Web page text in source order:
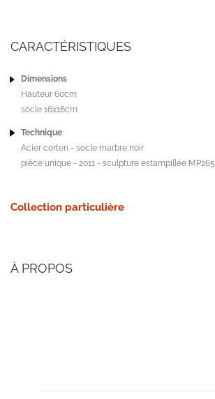
CARACTÉRISTIQUES
Dimensions
Hauteur 60cm
socle 16x16cm
Technique
Acier corten - socle marbre noir
pièce unique - 2011 - sculpture estampillée MP265
Collection particulière
À PROPOS